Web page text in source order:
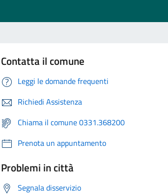
Contatta il comune
Leggi le domande frequenti
Richiedi Assistenza
Chiama il comune 0331.368200
Prenota un appuntamento
Problemi in città
Segnala disservizio